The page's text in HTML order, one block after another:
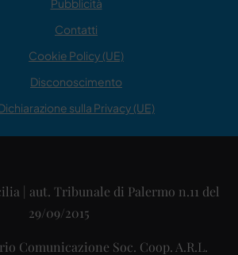
Pubblicità
Contatti
Cookie Policy (UE)
Disconoscimento
sulla Privacy (UE)
| aut. Tribunale di Palermo n.11 del
29/09/2015
Comunicazione Soc. Coop. A.R.L.